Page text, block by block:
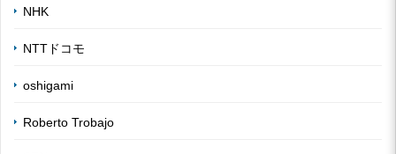
NHK
NTTドコモ
oshigami
Roberto Trobajo